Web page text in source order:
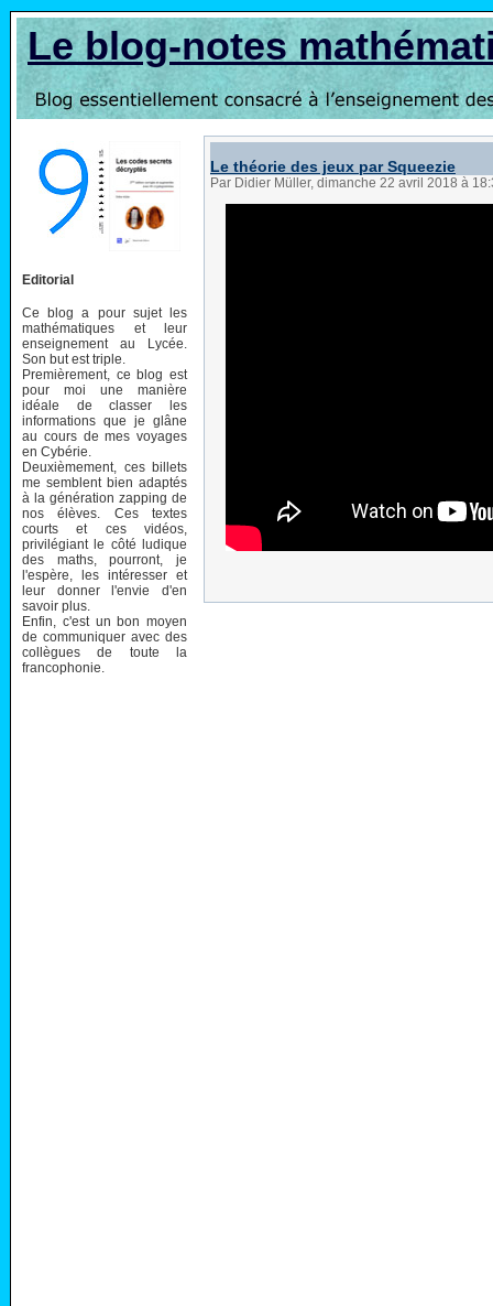
Le blog-notes
Editorial
Ce blog a pour sujet les
mathématiques et leur
enseignement au Lycée.
Son but est triple.
Premièrement, ce blog est
pour moi une manière
idéale de classer les
informations que je glâne
au cours de mes voyages
en Cybérie.
Deuxièmement, ces billets
me semblent bien adaptés
à la génération zapping de
nos élèves. Ces textes
courts et ces vidéos,
privilégiant le côté ludique
des maths, pourront, je
l'espère, les intéresser et
leur donner l'envie d'en
savoir plus.
Enfin, c'est un bon moyen
de communiquer avec des
collègues de toute la
francophonie.
Le théorie des jeux par Squeezie
Par Didier Müller, dimanche 22 avril 2018 à